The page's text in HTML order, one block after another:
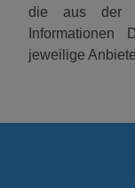
die aus der
Informationen
jeweilige